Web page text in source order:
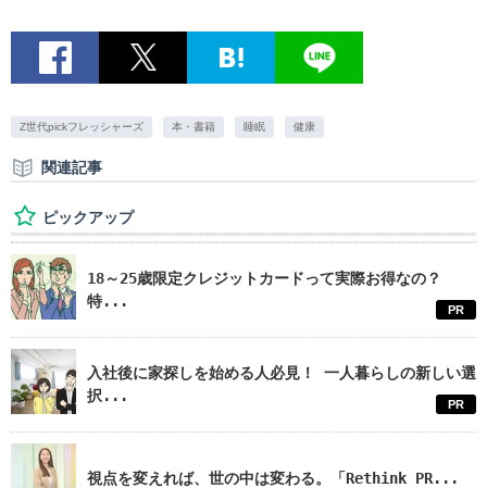
Z世代pickフレッシャーズ 本・書籍 睡眠 健康
関連記事
ピックアップ
18～25歳限定クレジットカードって実際お得なの？
特...
PR
入社後に家探しを始める人必見！ 一人暮らしの新しい選
択...
PR
視点を変えれば、世の中は変わる。「Rethink PR...